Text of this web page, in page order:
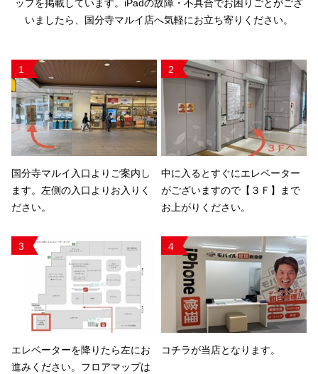
ップを掲載しています。iPadの故障・不具合でお困りごとがござ
いましたら、国分寺マルイ店へ気軽にお立ち寄りください。
1
国分寺マルイ入口よりご案内し
ます。左側の入口よりお入りく
ださい。
2
中に入るとすぐにエレベーター
がございますので【３Ｆ】まで
お上がりください。
3
エレベーターを降りたら左にお
進みください。フロアマップは
4
コチラが当店となります。